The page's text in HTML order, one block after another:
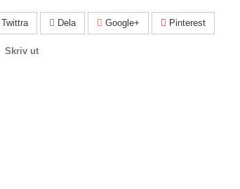
Twittra Dela Google+ Pinterest
Skriv ut